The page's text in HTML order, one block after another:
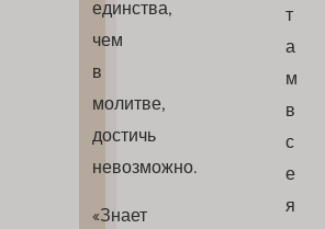
единства,
чем
в
молитве,
достичь
невозможно.
«Знает
т
а
м
в
с
е
я